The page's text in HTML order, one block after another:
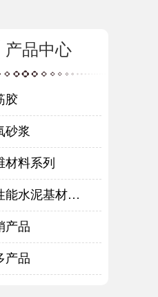
产品中心
胶
砂浆
材料系列
能水泥基材料
产品
产品